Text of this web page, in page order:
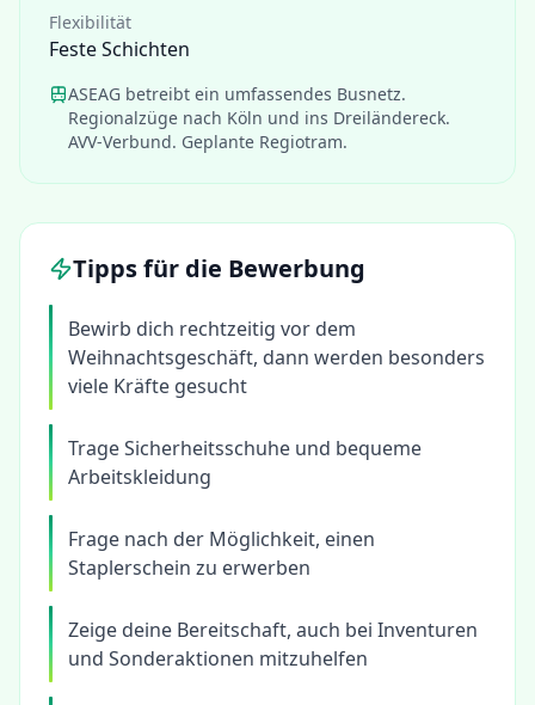
Flexibilität
Feste Schichten
ASEAG betreibt ein umfassendes Busnetz.
Regionalzüge nach Köln und ins Dreiländereck.
AVV-Verbund. Geplante Regiotram.
Tipps für die Bewerbung
Bewirb dich rechtzeitig vor dem
Weihnachtsgeschäft, dann werden besonders
viele Kräfte gesucht
Trage Sicherheitsschuhe und bequeme
Arbeitskleidung
Frage nach der Möglichkeit, einen
Staplerschein zu erwerben
Zeige deine Bereitschaft, auch bei Inventuren
und Sonderaktionen mitzuhelfen